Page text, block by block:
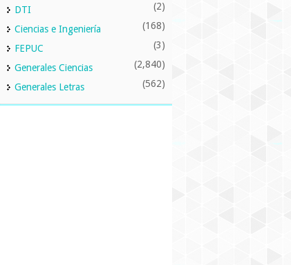
DTI (2)
Ciencias e Ingeniería (168)
FEPUC (3)
Generales Ciencias (2,840)
Generales Letras (562)